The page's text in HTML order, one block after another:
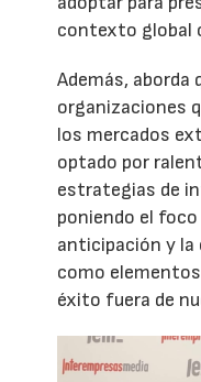
contexto global
Además, aborda
organizaciones
los mercados
optado por
estrategias de
poniendo el
anticipación y la
como
éxito fuera de